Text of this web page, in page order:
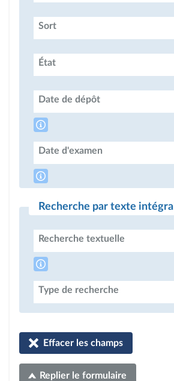
Sort
État
Date de dépôt
Date d'examen
Recherche par texte intégral
Recherche textuelle
Type de recherche
Effacer les champs
Replier le formulaire